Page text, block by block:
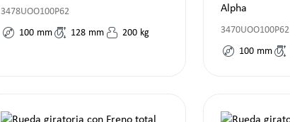
3478UOO100P62
100 mm 128 mm 200 kg
Alpha
3470UOO100P62
100 mm